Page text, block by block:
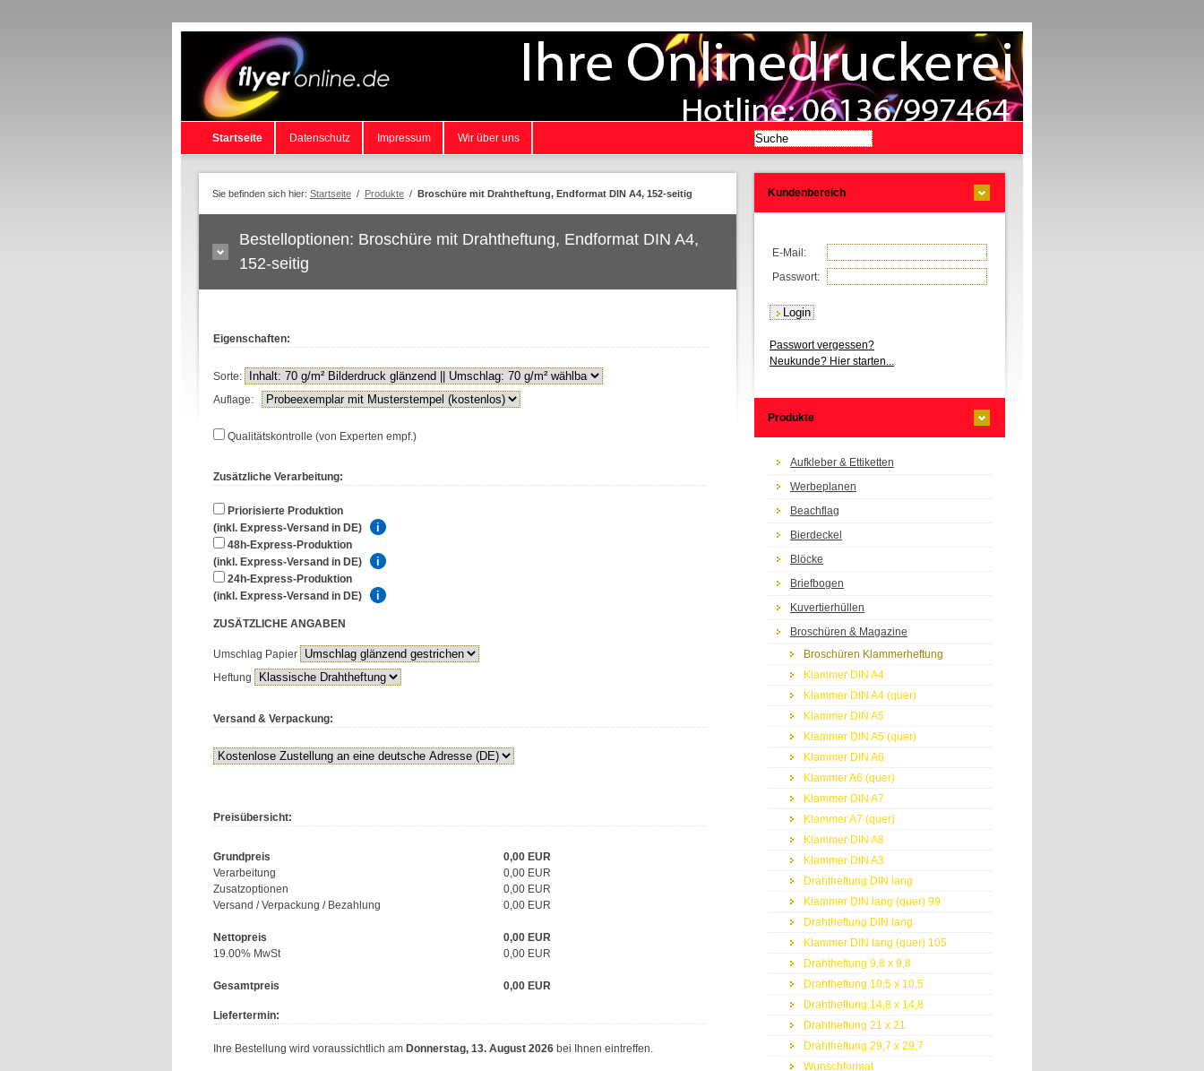
Startseite Datenschutz Impressum Wir über uns
Sie befinden sich hier: Startseite / Produkte / Broschüre mit Drahtheftung, Endformat DIN A4, 152-seitig
Bestelloptionen: Broschüre mit Drahtheftung, Endformat DIN A4,
152-seitig
Eigenschaften:
Sorte:
Auflage:
Qualitätskontrolle (von Experten empf.)
Zusätzliche Verarbeitung:
Priorisierte Produktion
(inkl. Express-Versand in DE)
48h-Express-Produktion
(inkl. Express-Versand in DE)
24h-Express-Produktion
(inkl. Express-Versand in DE)
ZUSÄTZLICHE ANGABEN
Umschlag Papier
Heftung
Versand & Verpackung:
Preisübersicht:
Grundpreis 0,00 EUR
Verarbeitung
0,00 EUR
Zusatzoptionen
0,00 EUR
Versand / Verpackung / Bezahlung
0,00 EUR
Nettopreis 0,00 EUR
19.00% MwSt
0,00 EUR
Gesamtpreis 0,00 EUR
Liefertermin:
Ihre Bestellung wird voraussichtlich am Donnerstag, 13. August 2026 bei Ihnen eintreffen.
Kundenbereich
E-Mail:
Passwort:
Passwort vergessen?
Neukunde? Hier starten...
Produkte
Aufkleber & Ettiketten
Werbeplanen
Beachflag
Bierdeckel
Blöcke
Briefbogen
Kuvertierhüllen
Broschüren & Magazine
Broschüren Klammerheftung
Klammer DIN A4
Klammer DIN A4 (quer)
Klammer DIN A5
Klammer DIN A5 (quer)
Klammer DIN A6
Klammer A6 (quer)
Klammer DIN A7
Klammer A7 (quer)
Klammer DIN A8
Klammer DIN A3
Drahtheftung DIN lang
Klammer DIN lang (quer) 99
Drahtheftung DIN lang
Klammer DIN lang (quer) 105
Drahtheftung 9,8 x 9,8
Drahtheftung 10,5 x 10,5
Drahtheftung 14,8 x 14,8
Drahtheftung 21 x 21
Drahtheftung 29,7 x 29,7
Wunschformat